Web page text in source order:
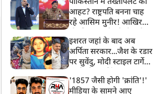
पाकिस्तान में तख्तापलट की
आहट? राष्ट्रपति बनना चाह
रहे आसिम मुनीर! आखिर
बनाया मोहरा?
इशरत जहां के बाद अब
अर्पिता सरकार...जैश के रडार
पर सुवेंदु, मोदी स्टाइल टार्गेट
बड़ा एक्शन!
'1857 जैसी होगी 'क्रांति'!'
मीडिया के सामने आए